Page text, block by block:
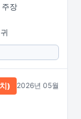
주장
) 2026년 05월